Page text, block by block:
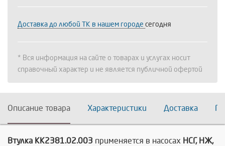
Доставка до любой ТК в нашем городе сегодня
* Вся информация на сайте о товарах и услугах носит
справочный характер и не является публичной офертой
Описание товара Характеристики Доставка
Втулка КК2381.02.003 применяется в насосах НСГ, НЖ,